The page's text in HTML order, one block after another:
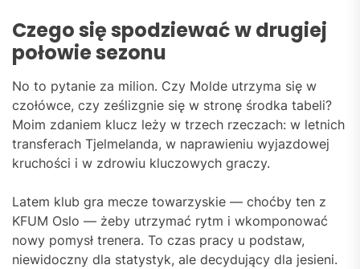
Czego się spodziewać w drugiej
połowie sezonu
No to pytanie za milion. Czy Molde utrzyma się w
czołówce, czy ześlizgnie się w stronę środka tabeli?
Moim zdaniem klucz leży w trzech rzeczach: w letnich
transferach Tjelmelanda, w naprawieniu wyjazdowej
kruchości i w zdrowiu kluczowych graczy.
Latem klub gra mecze towarzyskie — choćby ten z
KFUM Oslo — żeby utrzymać rytm i wkomponować
nowy pomysł trenera. To czas pracy u podstaw,
niewidoczny dla statystyk, ale decydujący dla jesieni.